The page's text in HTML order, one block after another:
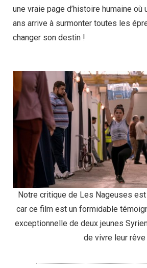
une vraie page d’histoire humaine où
ans arrive à surmonter toutes les
changer son destin !
Notre critique de Les Nageuses
car ce film est un formidable
exceptionnelle de deux jeunes
de vivre leur rêve